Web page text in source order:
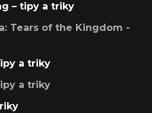
– tipy a triky
Tears of the Kingdom -
a triky
a triky